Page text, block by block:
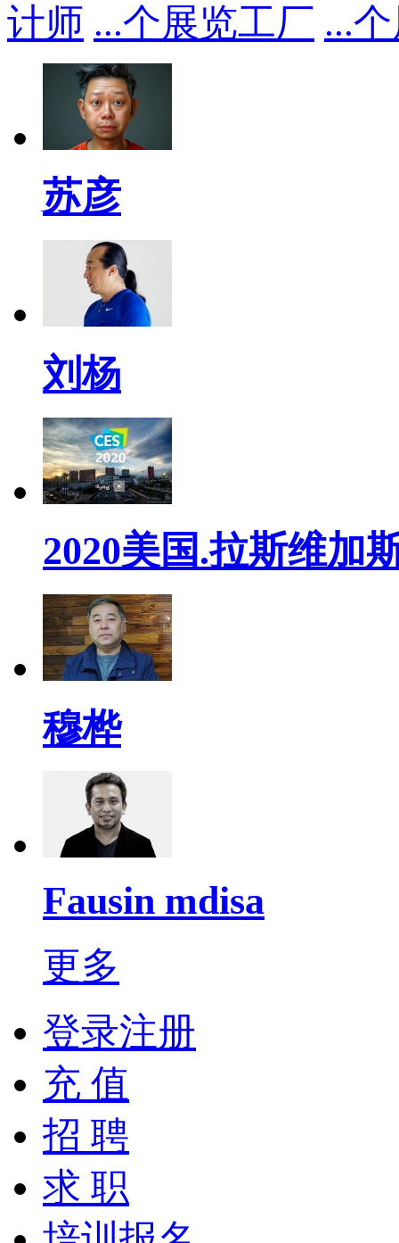
计师 ...个展览工厂 ...
苏彦
刘杨
2020美国.拉斯维加
穆桦
Fausin mdisa
更多
登录注册
充 值
招 聘
求 职